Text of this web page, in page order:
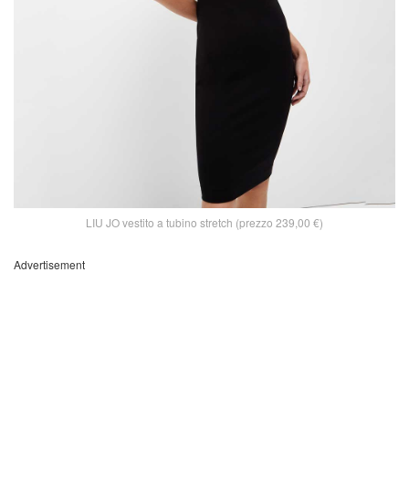
LIU JO vestito a tubino stretch (prezzo 239,00 €)
Advertisement